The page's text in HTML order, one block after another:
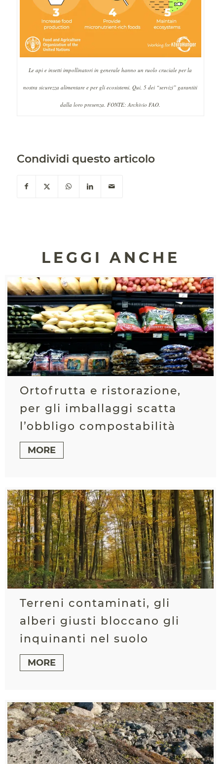
Le api e insetti impollinatori in generale hanno un ruolo cruciale per la
nostra sicurezza alimentare e per gli ecosistemi. Qui, 5 dei “servizi” garantiti
dalla loro presenza. FONTE: Archivio FAO.
Condividi questo articolo
LEGGI ANCHE
Ortofrutta e ristorazione,
per gli imballaggi scatta
l’obbligo compostabilità
MORE
Terreni contaminati, gli
alberi giusti bloccano gli
inquinanti nel suolo
MORE